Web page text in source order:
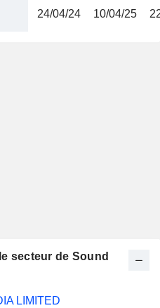
24/04/24 10/04/25
secteur de Sound
LIMITED